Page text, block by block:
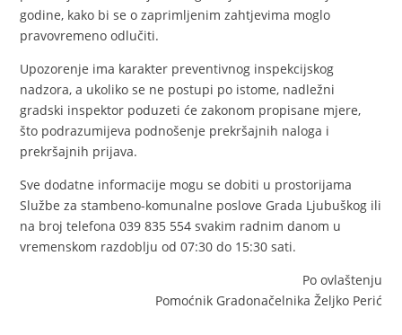
godine, kako bi se o zaprimljenim zahtjevima moglo
pravovremeno odlučiti.
Upozorenje ima karakter preventivnog inspekcijskog
nadzora, a ukoliko se ne postupi po istome, nadležni
gradski inspektor poduzeti će zakonom propisane mjere,
što podrazumijeva podnošenje prekršajnih naloga i
prekršajnih prijava.
Sve dodatne informacije mogu se dobiti u prostorijama
Službe za stambeno-komunalne poslove Grada Ljubuškog ili
na broj telefona 039 835 554 svakim radnim danom u
vremenskom razdoblju od 07:30 do 15:30 sati.
Po ovlaštenju
Pomoćnik Gradonačelnika Željko Perić